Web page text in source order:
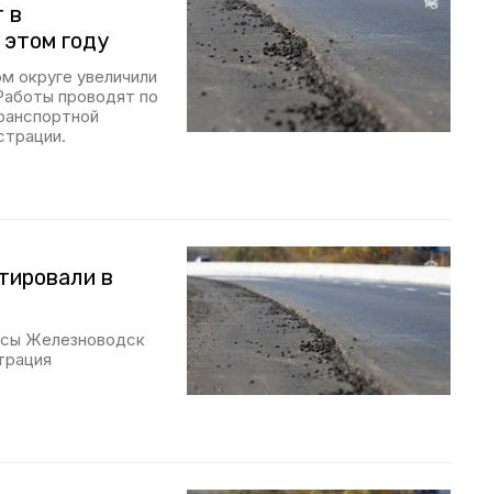
в
году
округе увеличили
проводят по
в
Железноводск